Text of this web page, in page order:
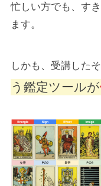
忙しい方でも、す
ます。
しかも、受講した
う鑑定ツールが